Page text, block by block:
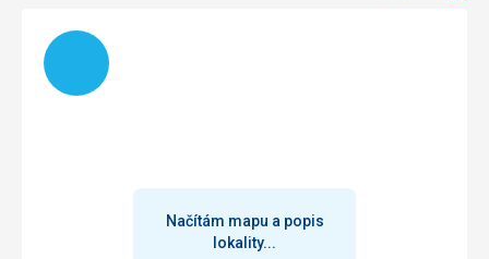
Načítám
Načítám mapu a popis
lokality...